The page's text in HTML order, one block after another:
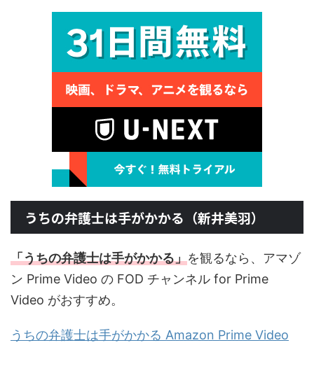
うちの弁護士は手がかかる（新井美羽）
「うちの弁護士は手がかかる」を観るなら、アマゾ
ン Prime Video の FOD チャンネル for Prime
Video がおすすめ。
うちの弁護士は手がかかる Amazon Prime Video